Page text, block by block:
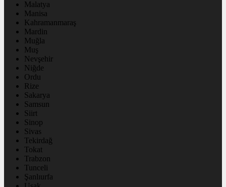
Malatya
Manisa
Kahramanmaraş
Mardin
Muğla
Muş
Nevşehir
Niğde
Ordu
Rize
Sakarya
Samsun
Siirt
Sinop
Sivas
Tekirdağ
Tokat
Trabzon
Tunceli
Şanlıurfa